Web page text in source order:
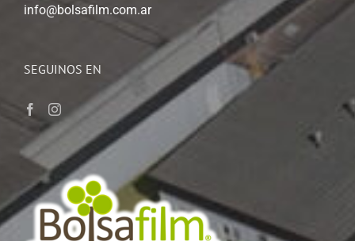
info@bolsafilm.com.ar
SEGUINOS EN